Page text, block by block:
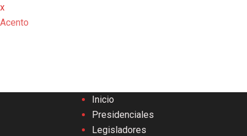
x
Acento
Inicio
Presidenciales
Legisladores